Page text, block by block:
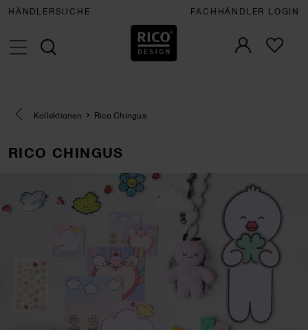
HÄNDLERSUCHE FACHHÄNDLER LOGIN
Eine Kategorie zurück navigieren
Kollektionen Rico Chingus
RICO CHINGUS